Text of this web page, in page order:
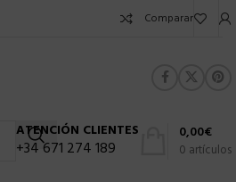
Comparar
ATENCIÓN CLIENTES
+34 671 274 189 0 artículos
0,00€